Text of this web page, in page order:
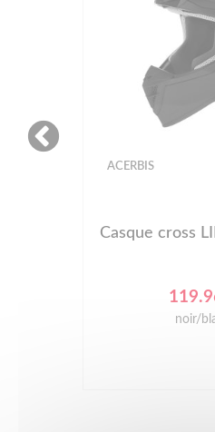
ACERBIS
Casque cross
noir/